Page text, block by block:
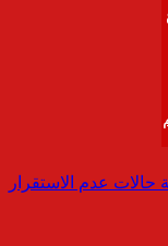
حالات عدم الاستقرار